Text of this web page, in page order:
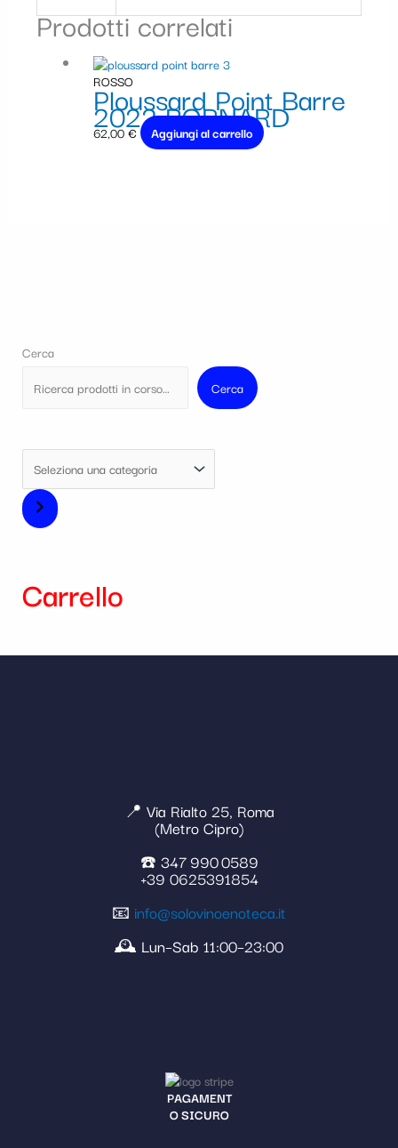
Prodotti correlati
ROSSO
Ploussard Point Barre
2022 BORNARD
62,00€ Aggiungi al carrello
Cerca
Cerca
Carrello
📍 Via Rialto 25, Roma
(Metro Cipro)
☎️ 347 990 0589
+39 0625391854
📧 info@solovinoenoteca.it
🕰️ Lun–Sab 11:00–23:00
PAGAMENT
O SICURO